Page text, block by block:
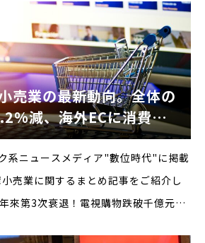
産業の発展を象徴するイベントとして
売業の最新動向。全体の
減、海外ECに消費が
という指摘も
系ニュースメディア"數位時代"に掲載
売業に関するまとめ記事をご紹介し
來第3次衰退！電視購物跌破千億元門